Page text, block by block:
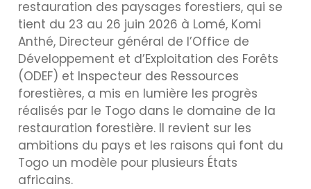
restauration des paysages forestiers, qui se
tient du 23 au 26 juin 2026 à Lomé, Komi
Anthé, Directeur général de l’Office de
Développement et d’Exploitation des Forêts
(ODEF) et Inspecteur des Ressources
forestières, a mis en lumière les progrès
réalisés par le Togo dans le domaine de la
restauration forestière. Il revient sur les
ambitions du pays et les raisons qui font du
Togo un modèle pour plusieurs États
africains.